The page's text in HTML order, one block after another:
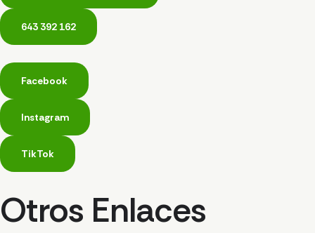
643 392 162
Facebook
Instagram
TikTok
Otros Enlaces